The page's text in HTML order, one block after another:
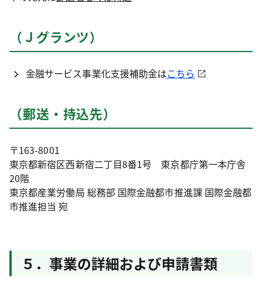
（Ｊグランツ）
金融サービス事業化支援補助金はこちら
（郵送・持込先）
〒163-8001
東京都新宿区西新宿二丁目8番1号 東京都庁第一本庁舎
20階
東京都産業労働局 総務部 国際金融都市推進課 国際金融都
市推進担当 宛
５．事業の詳細および申請書類